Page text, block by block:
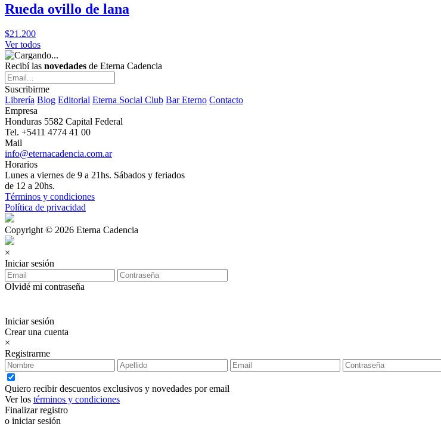
Rueda ovillo de lana
$21.200
Ver todos
Recibí las novedades de Eterna Cadencia
Suscribirme
Librería Blog Editorial Eterna Social Club Bar Eterno Contacto
Empresa
Honduras 5582 Capital Federal
Tel. +5411 4774 41 00
Mail
info@eternacadencia.com.ar
Horarios
Lunes a viernes de 9 a 21hs. Sábados y feriados
de 12 a 20hs.
Términos y condiciones
Política de privacidad
Copyright © 2026 Eterna Cadencia
×
Iniciar sesión
Olvidé mi contraseña
Iniciar sesión
Crear una cuenta
×
Registrarme
Quiero recibir descuentos exclusivos y novedades por email
Ver los términos y condiciones
Finalizar registro
o iniciar sesión